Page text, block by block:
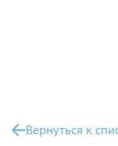
Вернуться к
Окончательные